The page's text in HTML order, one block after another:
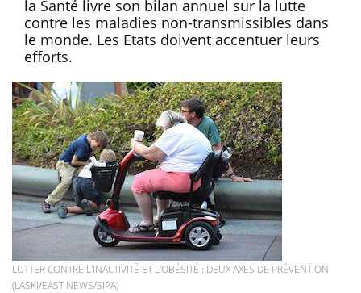
la Santé livre son bilan annuel sur la lutte
contre les maladies non-transmissibles dans
le monde. Les Etats doivent accentuer leurs
efforts.
LUTTER CONTRE L'INACTIVITÉ ET L'OBÉSITÉ : DEUX AXES DE PRÉVENTION
(LASKI/EAST NEWS/SIPA)